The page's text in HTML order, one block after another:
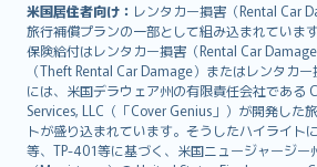
米国居住者向け： レンタカー損害（Rental Car
旅行補償プランの一部として組み込まれていま
保険給付はレンタカー損害（Rental Car
（Theft Rental Car Damage）またはレンタカ
には、米国デラウェア州の有限責任会社である
Services, LLC（「Cover Genius」）が開発した
トが盛り込まれています。そうしたハイライト
等、TP-401等に基づく、米国ニュージャージー